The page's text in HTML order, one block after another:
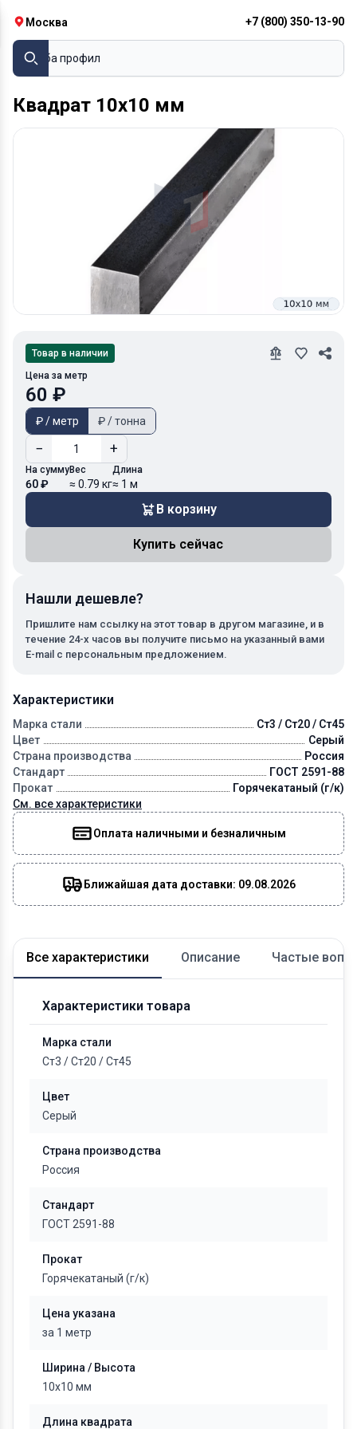
Москва +7 (800) 350-13-90
Труба
Квадрат 10х10 мм
Характеристики
Марка стали
Ст3 / Ст20 / Ст45
Цвет
Серый
Страна производства
Россия
Стандарт
ГОСТ 2591-88
Прокат
Горячекатаный (г/к)
См. все характеристики
Оплата наличными и безналичным
Ближайшая дата доставки: 09.08.2026
Товар в наличии
Цена за метр
60 ₽
₽ / метр ₽ / тонна
− +
На сумму
60 ₽
Вес
≈ 0.79 кг
Длина
≈ 1 м
В корзину
Купить сейчас
Нашли дешевле?
Пришлите нам ссылку на этот товар в другом магазине, и в
течение 24-х часов вы получите письмо на указанный вами
E-mail с персональным предложением.
Все характеристики Описание Частые
Характеристики товара
Марка стали
Ст3 /Ст20 /Ст45
Цвет
Серый
Страна производства
Россия
Стандарт
ГОСТ 2591-88
Прокат
Горячекатаный (г/к)
Цена указана
за 1 метр
Ширина / Высота
10х10 мм
Длина квадрата